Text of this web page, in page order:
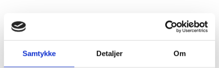
Samtykke Detaljer Om
Asko Cylinda